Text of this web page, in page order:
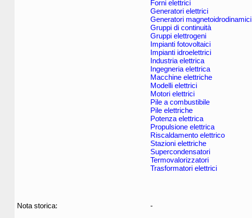
Forni elettrici
Generatori elettrici
Generatori magnetoidrodinamici
Gruppi di continuità
Gruppi elettrogeni
Impianti fotovoltaici
Impianti idroelettrici
Industria elettrica
Ingegneria elettrica
Macchine elettriche
Modelli elettrici
Motori elettrici
Pile a combustibile
Pile elettriche
Potenza elettrica
Propulsione elettrica
Riscaldamento elettrico
Stazioni elettriche
Supercondensatori
Termovalorizzatori
Trasformatori elettrici
Nota storica: -